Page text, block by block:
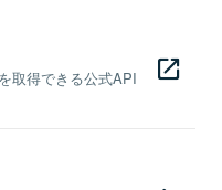
取得できる公式API